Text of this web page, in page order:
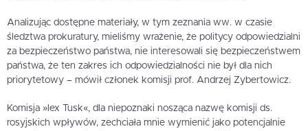
Analizując dostępne materiały, w tym zeznania ww. w czasie
śledztwa prokuratury, mieliśmy wrażenie, że politycy odpowiedzialni
za bezpieczeństwo państwa, nie interesowali się bezpieczeństwem
państwa, że ten zakres ich odpowiedzialności nie był dla nich
priorytetowy – mówił członek komisji prof. Andrzej Zybertowicz.
Komisja »lex Tusk«, dla niepoznaki nosząca nazwę komisji ds.
rosyjskich wpływów, zechciała mnie wymienić jako potencjalnie